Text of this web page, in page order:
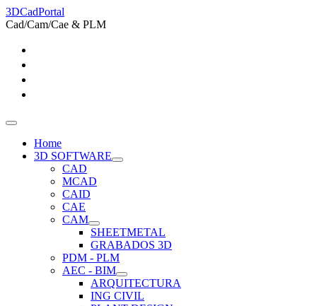
3DCadPortal
Cad/Cam/Cae & PLM
Home
3D SOFTWARE
CAD
MCAD
CAID
CAE
CAM
SHEETMETAL
GRABADOS 3D
PDM - PLM
AEC - BIM
ARQUITECTURA
ING CIVIL